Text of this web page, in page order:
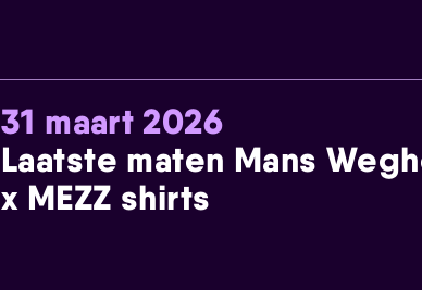
31 maart 2026
Laatste maten Mans
x MEZZ shirts